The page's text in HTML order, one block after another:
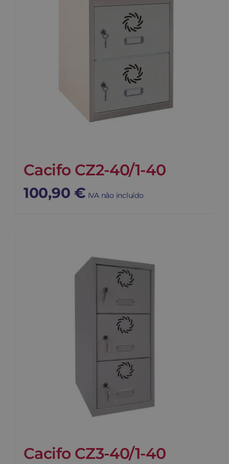
Cacifo CZ2-40/1-40
100,90 € IVA não incluído
Cacifo CZ3-40/1-40